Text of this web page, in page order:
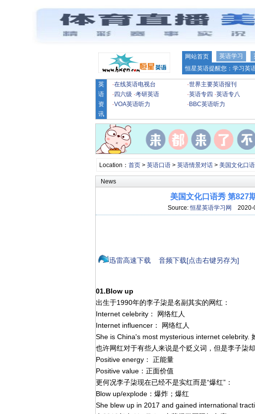
网站首页 英语学习
恒星英语提醒您：学习英
英
语
资
讯
·在线英语电视台 ·世界主要英语报刊
· 四六级 ·考研英语 ·英语专四 ·英语专八
·VOA英语听力 · BBC英语听力
Location： 首页> 英语口语> 英语情景对话> 美国文化口
News
美国文化口语秀 第827
Source:恒星英语学习网 2020-
迅雷高速下载 音频下载[点击右键另存为]
01.Blow up
出生于1990年的李子柒是名副其实的网红：
Internet celebrity： 网络红人
Internet influencer： 网络红人
She is China's most mysterious internet celebrity.
也许网红对于有些人来说是个贬义词，但是李子柒
Positive energy： 正能量
Positive value：正面价值
更何况李子柒现在已经不是实红而是“爆红”：
Blow up/explode：爆炸；爆红
She blew up in 2017 and gained international